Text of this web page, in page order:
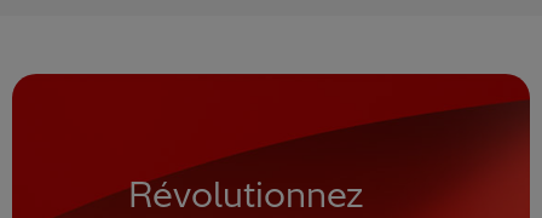
Révolutionnez